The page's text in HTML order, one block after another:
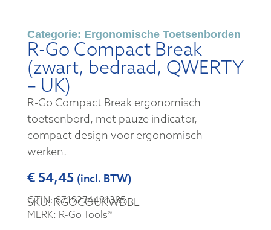
Categorie: Ergonomische Toetsenborden
R-Go Compact Break
(zwart, bedraad, QWERTY
– UK)
R-Go Compact Break ergonomisch
toetsenbord, met pauze indicator,
compact design voor ergonomisch
werken.
€54,45 (incl. BTW)
SKU: RGOCOUKWDBL
GTIN: 8719274491385
MERK: R-Go Tools®